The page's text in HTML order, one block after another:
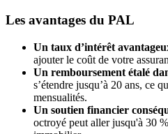
Les avantages du PAL
Un taux d’intérêt
ajouter le coût de votre
Un remboursement étalé
s’étendre jusqu’à 20 ans, ce
mensualités.
Un soutien financier
octroyé peut aller jusqu'à 30